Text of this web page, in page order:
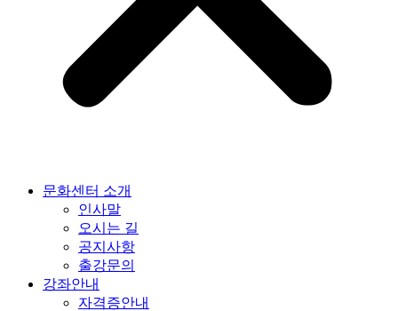
문화센터 소개
인사말
오시는 길
공지사항
출강문의
강좌안내
자격증안내